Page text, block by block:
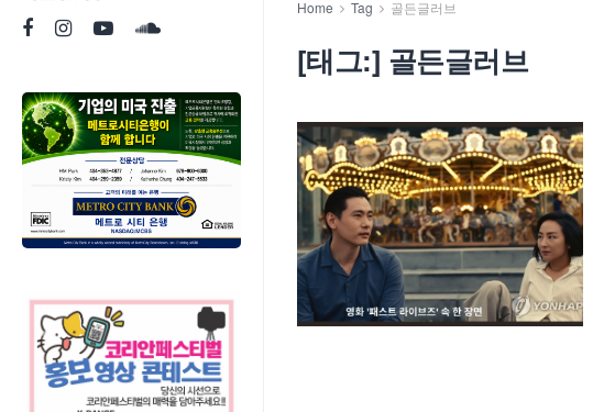
Home Tag 골든글러브
[태그:] 골든글러브